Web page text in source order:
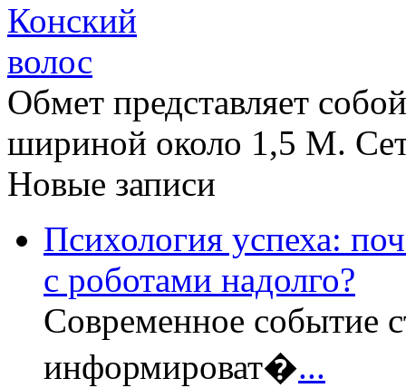
Обмет представляет
шириной около 1,5 М.
Новые записи
Психология успеха:
с роботами надолго?
Современное событие
информироват�...